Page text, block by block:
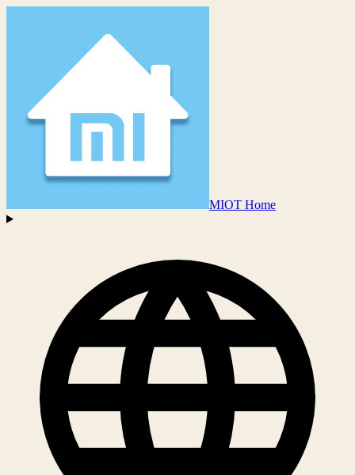
MIOT Home